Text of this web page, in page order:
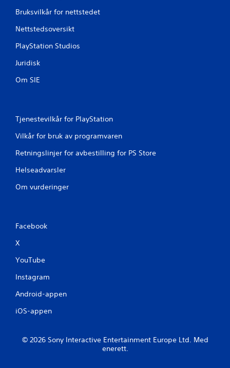
Bruksvilkår for nettstedet
Nettstedsoversikt
PlayStation Studios
Juridisk
Om SIE
Tjenestevilkår for PlayStation
Vilkår for bruk av programvaren
Retningslinjer for avbestilling for PS Store
Helseadvarsler
Om vurderinger
Facebook
X
YouTube
Instagram
Android-appen
iOS-appen
© 2026 Sony Interactive Entertainment Europe Ltd. Med
enerett.